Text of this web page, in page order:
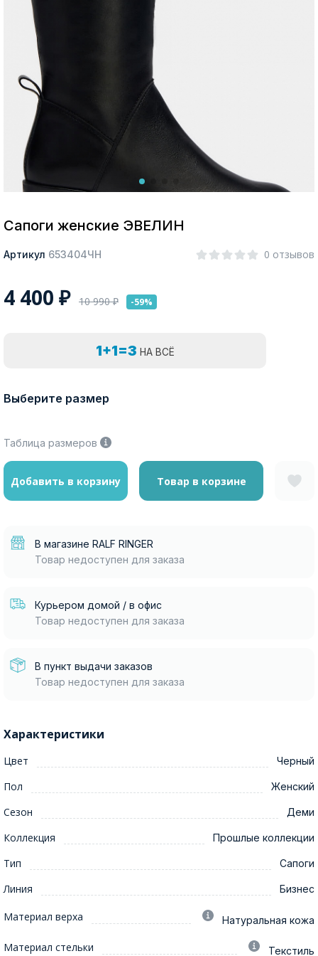
Да, все верно Изменить город
О компании
Сапоги женские ЭВЕЛИН
Артикул 653404ЧН 0 отзывов
4 400 ₽ 10 990₽ -59%
1+1=3 НА ВСЁ
Выберите размер
Таблица размеров
Добавить в корзину Товар в корзине
В магазине RALF RINGER
Товар недоступен для заказа
Курьером домой / в офис
Товар недоступен для заказа
В пункт выдачи заказов
Товар недоступен для заказа
Характеристики
Цвет Черный
Пол Женский
Сезон Деми
Коллекция Прошлые коллекции
Тип Сапоги
Линия Бизнес
Материал верха Натуральная кожа
Материал стельки Текстиль